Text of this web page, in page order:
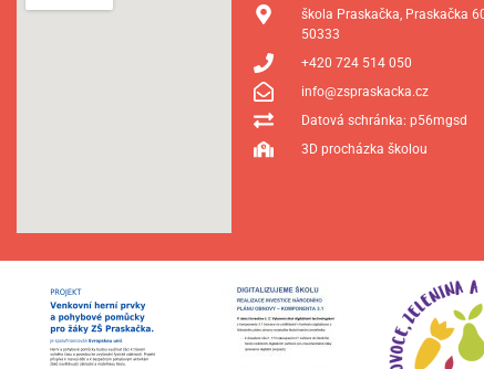
škola Praskačka, Praskačka
50333
+420 724 514 050
info@zspraskacka.cz
Datová schránka: p56mgsd
3D procházka školou